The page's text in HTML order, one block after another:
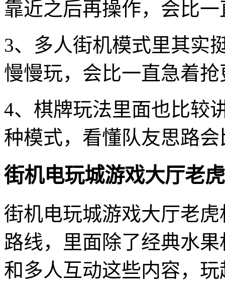
靠近之后再操作，会比
3、多人街机模式里其实
慢慢玩，会比一直急着
4、棋牌玩法里面也比较
种模式，看懂队友思路
街机电玩城游戏大厅老
街机电玩城游戏大厅老
路线，里面除了经典水
和多人互动这些内容，